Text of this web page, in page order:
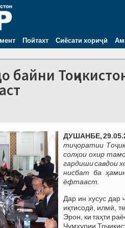
Пойтахт Сиёсати хориҷӣ
байни
ДУШАНБЕ,
тиҷоратии
солҳои охир
гардиши савдои
нисбат ба
ёфтааст.
Дар ин хусус дар
иқтисодӣ, илмӣ,
Эрон, ки таҳти
Ҷумҳурии